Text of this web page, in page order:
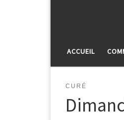
ACCUEIL
CURÉ